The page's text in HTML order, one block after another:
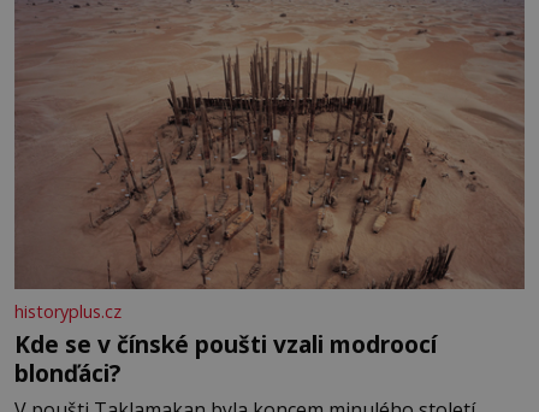
historyplus.cz
Kde se v čínské poušti vzali modroocí
blonďáci?